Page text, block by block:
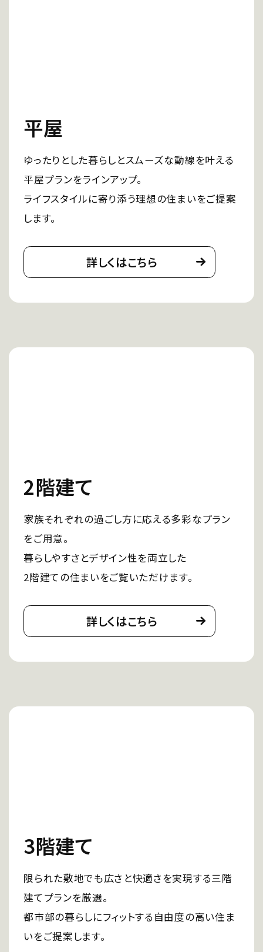
平屋
ゆったりとした暮らしとスムーズな動線を叶える
平屋プランをラインアップ。
ライフスタイルに寄り添う理想の住まいをご提案
します。
詳しくはこちら
2階建て
家族それぞれの過ごし方に応える多彩なプラン
をご用意。
暮らしやすさとデザイン性を両立した
2階建ての住まいをご覧いただけます。
詳しくはこちら
3階建て
限られた敷地でも広さと快適さを実現する三階
建てプランを厳選。
都市部の暮らしにフィットする自由度の高い住ま
いをご提案します。